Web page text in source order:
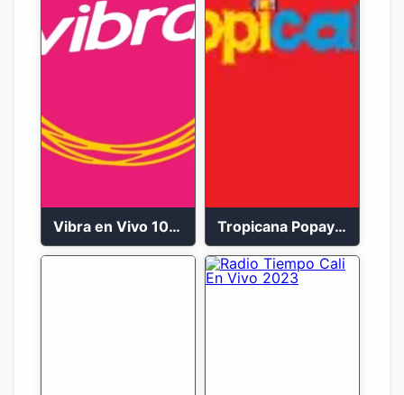
Vibra en Vivo 104.9 FM Bogotá Tropicana Popayán en vivo 106.1 FM